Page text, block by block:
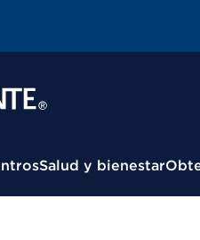
Salud y bienestar